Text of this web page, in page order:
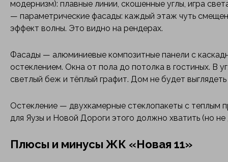
модернизм): плавные линии, скошенные углы, игра
— параметрические фасады: каждый этаж чуть
эффект волны. Это видно на рендерах.
Фасады — алюминиевые композитные панели с
остеклением. Окна от пола до потолка в гостиных. В
светлый беж и тёплый графит. Дом не будет выглядеть
Остекление — двухкамерные стеклопакеты с теплым
для Яузы и Новой Дороги этого должно хватить (но не
Плюсы и минусы ЖК «Новая 11»